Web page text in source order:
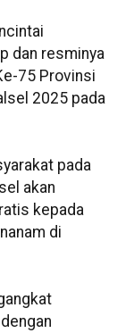
dan resminya
75 Provinsi
2025 pada
pada
akan
kepada
di